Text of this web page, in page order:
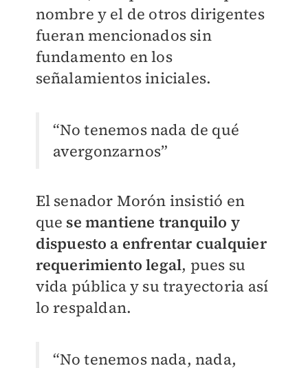
nombre y el de otros dirigentes
fueran mencionados sin
fundamento en los
señalamientos iniciales.
“No tenemos nada de qué
avergonzarnos”
El senador Morón insistió en
que se mantiene tranquilo y
dispuesto a enfrentar cualquier
requerimiento legal, pues su
vida pública y su trayectoria así
lo respaldan.
“No tenemos nada, nada,